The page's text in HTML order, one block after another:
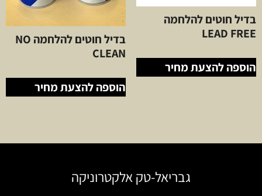
בדיל חוטים להלחמה
LEAD FREE
הוספה להצעת מחיר
בדיל חוטים להלחמה NO
CLEAN
הוספה להצעת מחיר
גבריאל-טק אלקטרוניקה